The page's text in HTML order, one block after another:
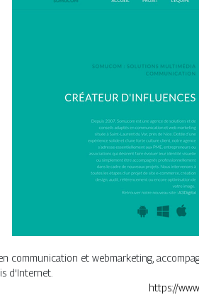
communication et webmarketing,
d'Internet.
https://